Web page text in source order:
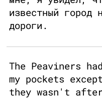
известный город
дороги.
The Peaviners
my pockets
they wasn't